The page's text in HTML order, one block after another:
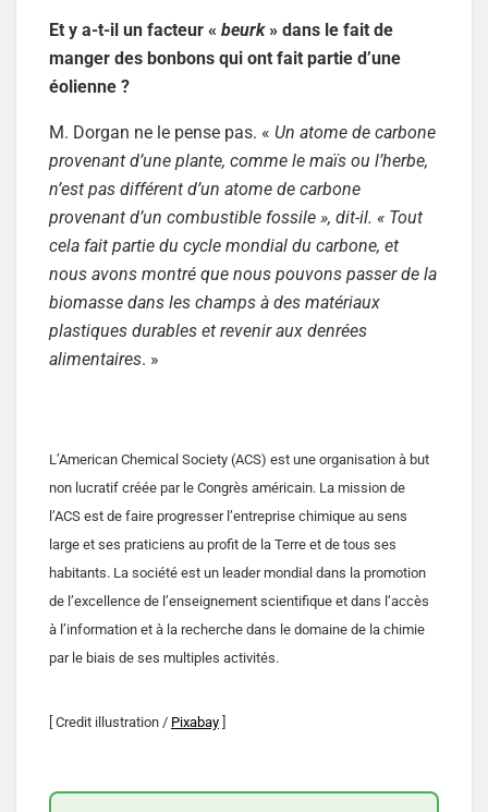
Et y a-t-il un facteur « beurk» dans le fait de
manger des bonbons qui ont fait partie d’une
éolienne ?
M. Dorgan ne le pense pas. « Un atome de carbone
provenant d’une plante, comme le maïs ou l’herbe,
n’est pas différent d’un atome de carbone
provenant d’un combustible fossile », dit-il. « Tout
cela fait partie du cycle mondial du carbone, et
nous avons montré que nous pouvons passer de la
biomasse dans les champs à des matériaux
plastiques durables et revenir aux denrées
alimentaires. »
L’American Chemical Society (ACS) est une organisation à but
non lucratif créée par le Congrès américain. La mission de
l’ACS est de faire progresser l’entreprise chimique au sens
large et ses praticiens au profit de la Terre et de tous ses
habitants. La société est un leader mondial dans la promotion
de l’excellence de l’enseignement scientifique et dans l’accès
à l’information et à la recherche dans le domaine de la chimie
par le biais de ses multiples activités.
[ Credit illustration / Pixabay